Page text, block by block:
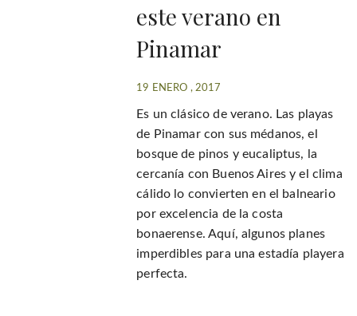
este verano en
Pinamar
19 ENERO , 2017
Es un clásico de verano. Las playas
de Pinamar con sus médanos, el
bosque de pinos y eucaliptus, la
cercanía con Buenos Aires y el clima
cálido lo convierten en el balneario
por excelencia de la costa
bonaerense. Aquí, algunos planes
imperdibles para una estadía playera
perfecta.